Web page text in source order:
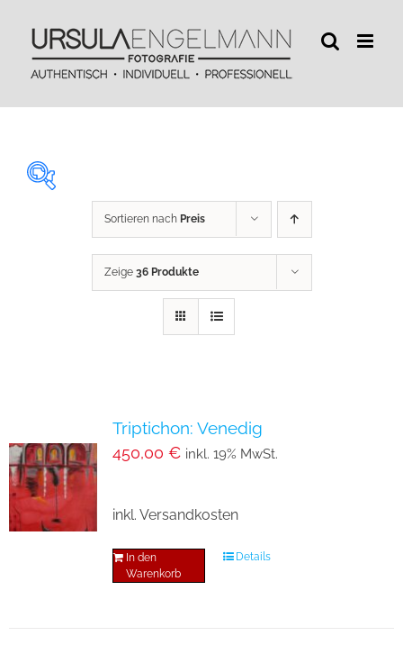
Inhalt
springen
240
Sortieren nach Preis
Zeige 36 Produkte
Triptichon: Venedig
450,00 € inkl. 19% MwSt.
inkl. Versandkosten
In den
Warenkorb
Details